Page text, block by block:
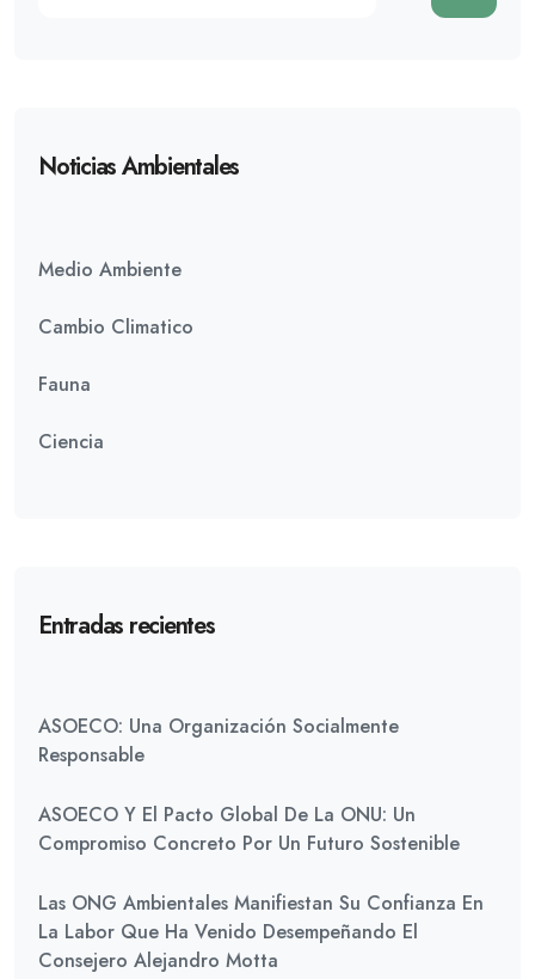
Noticias Ambientales
Medio Ambiente
Cambio Climatico
Fauna
Ciencia
Entradas recientes
ASOECO: Una Organización Socialmente
Responsable
ASOECO Y El Pacto Global De La ONU: Un
Compromiso Concreto Por Un Futuro Sostenible
Las ONG Ambientales Manifiestan Su Confianza En
La Labor Que Ha Venido Desempeñando El
Consejero Alejandro Motta